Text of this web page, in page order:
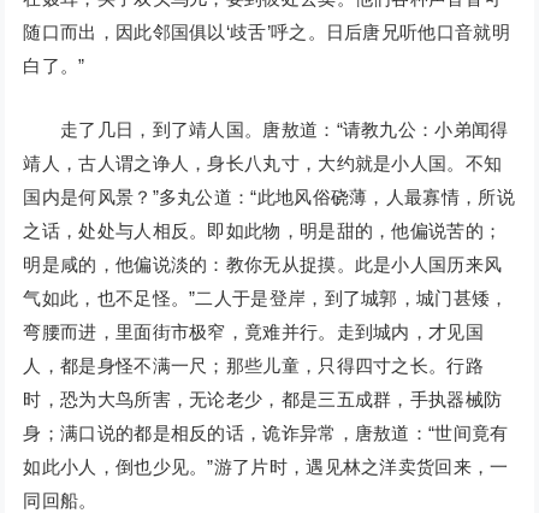
随口而出，因此邻国俱以‘歧舌’呼之。日后唐兄听他口音就明
白了。”
走了几日，到了靖人国。唐敖道：“请教九公：小弟闻得
靖人，古人谓之诤人，身长八丸寸，大约就是小人国。不知
国内是何风景？”多丸公道：“此地风俗硗薄，人最寡情，所说
之话，处处与人相反。即如此物，明是甜的，他偏说苦的；
明是咸的，他偏说淡的：教你无从捉摸。此是小人国历来风
气如此，也不足怪。”二人于是登岸，到了城郭，城门甚矮，
弯腰而进，里面街市极窄，竟难并行。走到城内，才见国
人，都是身怪不满一尺；那些儿童，只得四寸之长。行路
时，恐为大鸟所害，无论老少，都是三五成群，手执器械防
身；满口说的都是相反的话，诡诈异常，唐敖道：“世间竟有
如此小人，倒也少见。”游了片时，遇见林之洋卖货回来，一
同回船。